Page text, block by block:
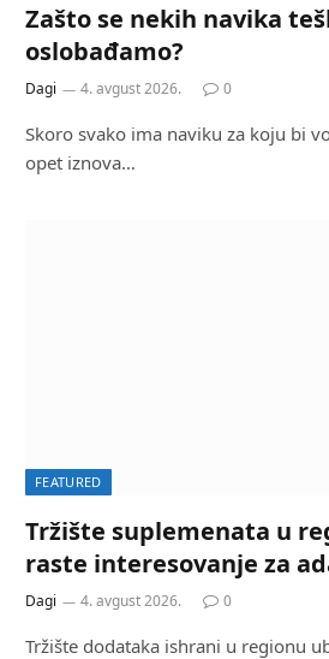
Zašto se nekih navika
oslobađamo?
Dagi 4. avgust 2026. 0
Skoro svako ima naviku za koju bi
opet iznova…
FEATURED
Tržište suplemenata u
raste interesovanje za
Dagi 4. avgust 2026. 0
Tržište dodataka ishrani u regionu